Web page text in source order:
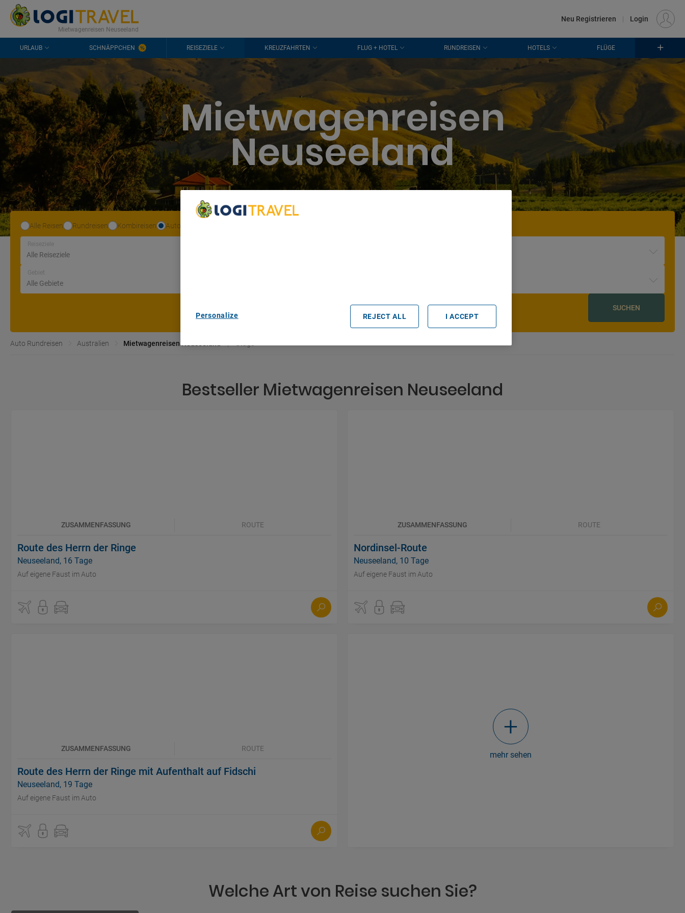
KONTAKT HÄUFIGE FRAGEN 0298 1909 3897 EUR
Mietwagenreisen Neuseeland
Neu Registrieren | Login
URLAUB SCHNÄPPCHEN REISEZIELE KREUZFAHRTEN FLUG + HOTEL RUNDREISEN HOTELS FLÜGE
Mietwagenreisen
Neuseeland
Alle Reisen Rundreisen Kombireisen Autoreisen
Reiseziele
Gebiet
SUCHEN
Auto Rundreisen Australien Mietwagenreisen Neuseeland
Bestseller Mietwagenreisen Neuseeland
ZUSAMMENFASSUNG ROUTE
Route des Herrn der Ringe
Neuseeland, 16 Tage
Auf eigene Faust im Auto
ZUSAMMENFASSUNG ROUTE
Nordinsel-Route
Neuseeland, 10 Tage
Auf eigene Faust im Auto
ZUSAMMENFASSUNG ROUTE
Route des Herrn der Ringe mit Aufenthalt auf Fidschi
Neuseeland, 19 Tage
Auf eigene Faust im Auto
mehr sehen
Welche Art von Reise suchen Sie?
Personalize REJECT ALL I ACCEPT